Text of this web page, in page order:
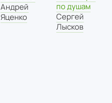
Андрей
Яценко
по душам
Сергей
Лысков